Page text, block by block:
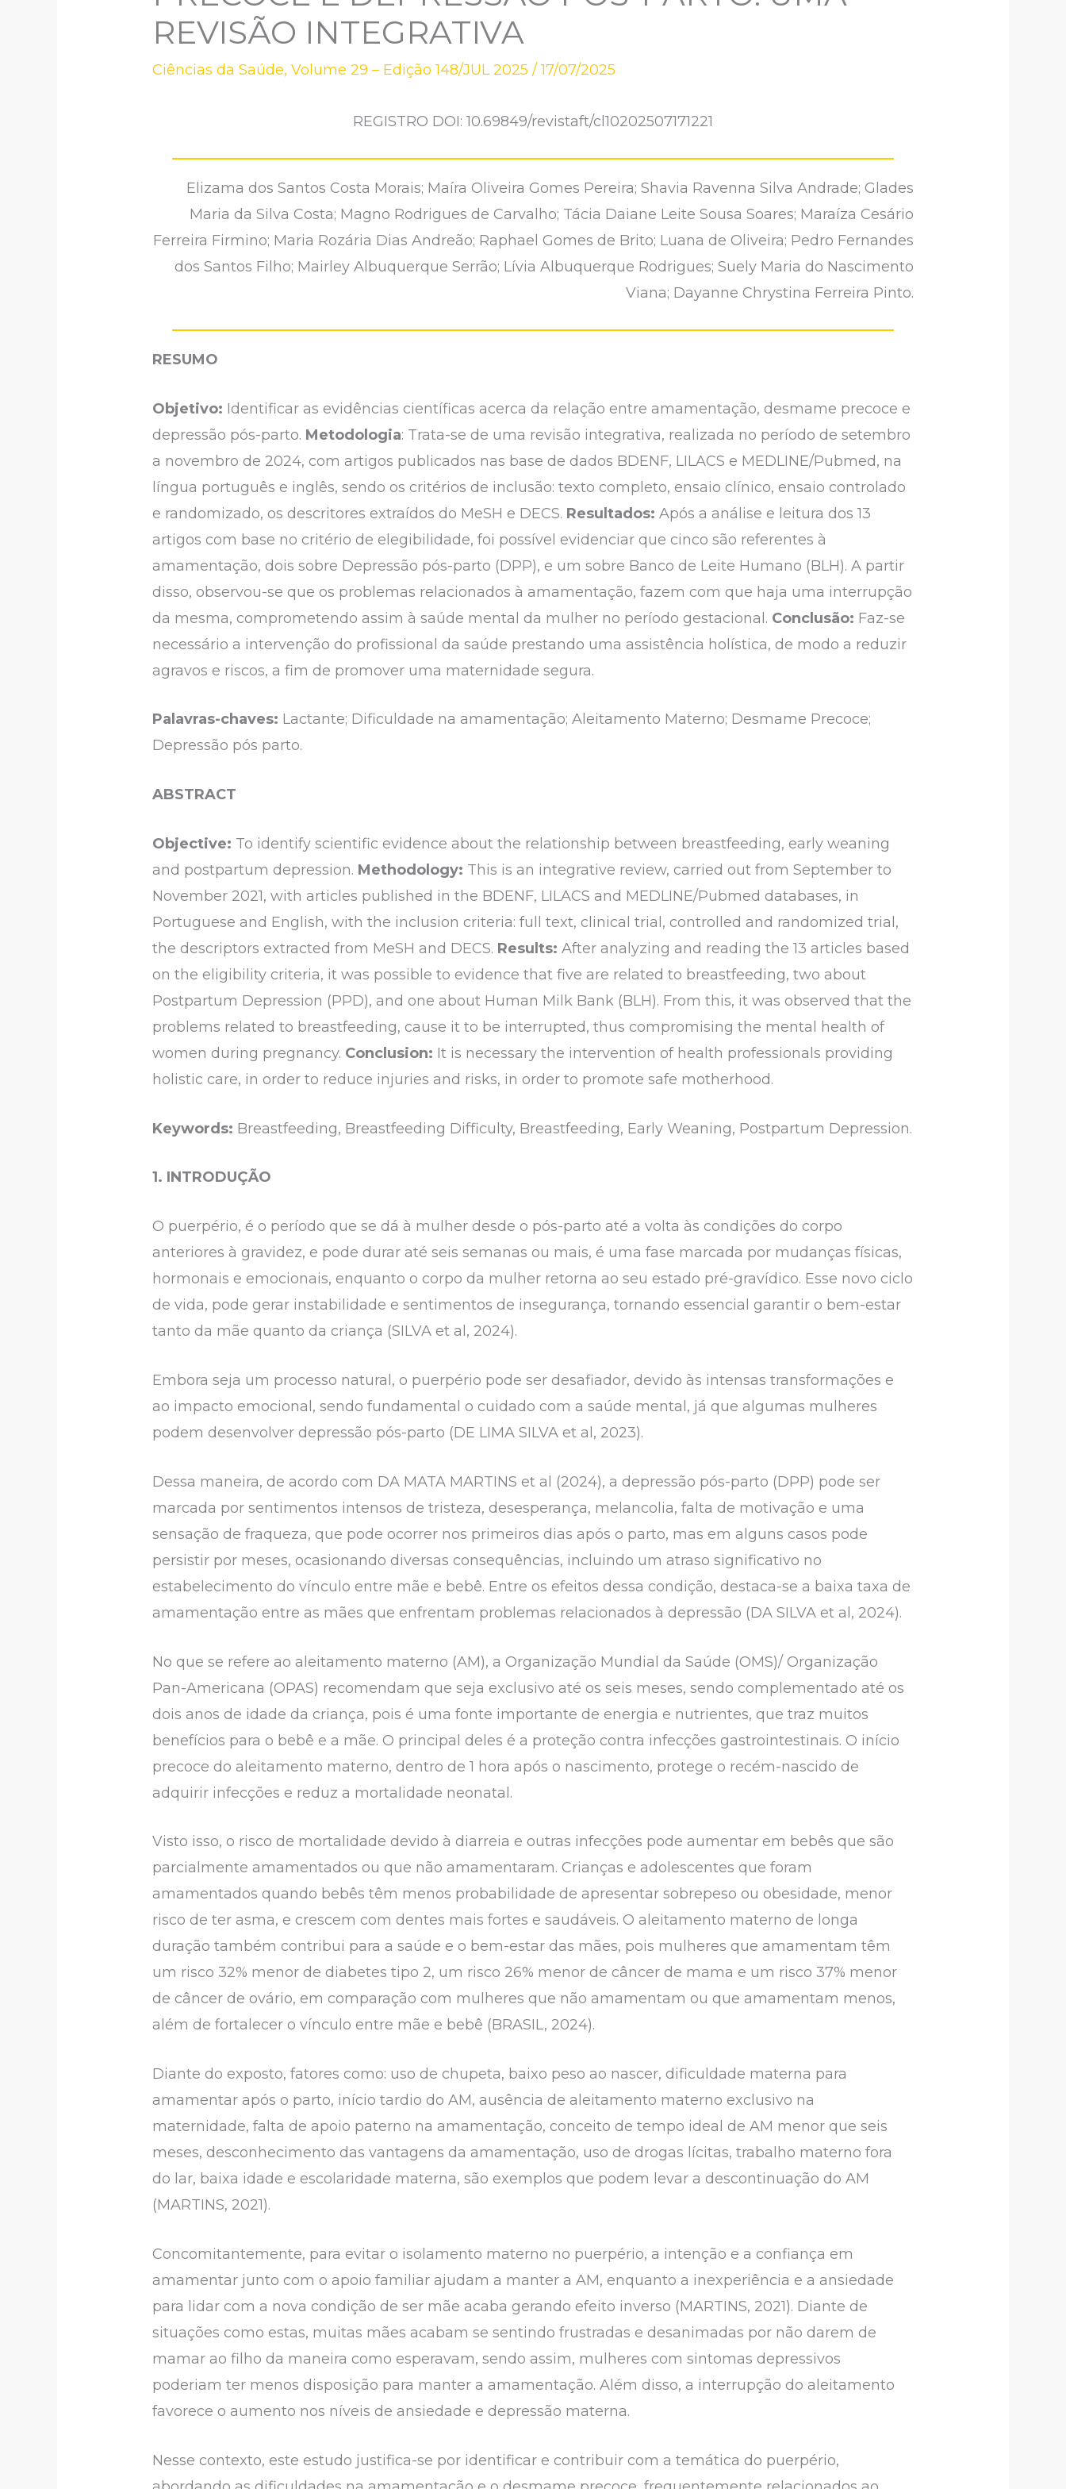
REVISÃO INTEGRATIVA
Ciências da Saúde,Volume 29 – Edição 148/JUL 2025 /17/07/2025
REGISTRO DOI: 10.69849/revistaft/cl10202507171221
Elizama dos Santos Costa Morais; Maíra Oliveira Gomes Pereira; Shavia Ravenna Silva Andrade; Glades
Maria da Silva Costa; Magno Rodrigues de Carvalho; Tácia Daiane Leite Sousa Soares; Maraíza Cesário
Ferreira Firmino; Maria Rozária Dias Andreão; Raphael Gomes de Brito; Luana de Oliveira; Pedro Fernandes
dos Santos Filho; Mairley Albuquerque Serrão; Lívia Albuquerque Rodrigues; Suely Maria do Nascimento
Viana; Dayanne Chrystina Ferreira Pinto.
RESUMO
Objetivo: Identificar as evidências científicas acerca da relação entre amamentação, desmame precoce e
depressão pós-parto. Metodologia: Trata-se de uma revisão integrativa, realizada no período de setembro
a novembro de 2024, com artigos publicados nas base de dados BDENF, LILACS e MEDLINE/Pubmed, na
língua português e inglês, sendo os critérios de inclusão: texto completo, ensaio clínico, ensaio controlado
e randomizado, os descritores extraídos do MeSH e DECS. Resultados:Após a análise e leitura dos 13
artigos com base no critério de elegibilidade, foi possível evidenciar que cinco são referentes à
amamentação, dois sobre Depressão pós-parto (DPP), e um sobre Banco de Leite Humano (BLH). A partir
disso, observou-se que os problemas relacionados à amamentação, fazem com que haja uma interrupção
da mesma, comprometendo assim à saúde mental da mulher no período gestacional. Conclusão: Faz-se
necessário a intervenção do profissional da saúde prestando uma assistência holística, de modo a reduzir
agravos e riscos, a fim de promover uma maternidade segura.
Palavras-chaves: Lactante; Dificuldade na amamentação; Aleitamento Materno; Desmame Precoce;
Depressão pós parto.
ABSTRACT
Objective: To identify scientific evidence about the relationship between breastfeeding, early weaning
and postpartum depression. Methodology: This is an integrative review, carried out from September to
November 2021, with articles published in the BDENF, LILACS and MEDLINE/Pubmed databases, in
Portuguese and English, with the inclusion criteria: full text, clinical trial, controlled and randomized trial,
the descriptors extracted from MeSH and DECS. Results:After analyzing and reading the 13 articles based
on the eligibility criteria, it was possible to evidence that five are related to breastfeeding, two about
Postpartum Depression (PPD), and one about Human Milk Bank (BLH). From this, it was observed that the
problems related to breastfeeding, cause it to be interrupted, thus compromising the mental health of
women during pregnancy. Conclusion: It is necessary the intervention of health professionals providing
holistic care, in order to reduce injuries and risks, in order to promote safe motherhood.
Keywords: Breastfeeding, Breastfeeding Difficulty, Breastfeeding, Early Weaning, Postpartum Depression.
1. INTRODUÇÃO
O puerpério, é o período que se dá à mulher desde o pós-parto até a volta às condições do corpo
anteriores à gravidez, e pode durar até seis semanas ou mais, é uma fase marcada por mudanças físicas,
hormonais e emocionais, enquanto o corpo da mulher retorna ao seu estado pré-gravídico. Esse novo ciclo
de vida, pode gerar instabilidade e sentimentos de insegurança, tornando essencial garantir o bem-estar
tanto da mãe quanto da criança (SILVA et al, 2024).
Embora seja um processo natural, o puerpério pode ser desafiador, devido às intensas transformações e
ao impacto emocional, sendo fundamental o cuidado com a saúde mental, já que algumas mulheres
podem desenvolver depressão pós-parto (DE LIMA SILVA et al, 2023).
Dessa maneira, de acordo com DA MATA MARTINS et al (2024), a depressão pós-parto (DPP) pode ser
marcada por sentimentos intensos de tristeza, desesperança, melancolia, falta de motivação e uma
sensação de fraqueza, que pode ocorrer nos primeiros dias após o parto, mas em alguns casos pode
persistir por meses, ocasionando diversas consequências, incluindo um atraso significativo no
estabelecimento do vínculo entre mãe e bebê. Entre os efeitos dessa condição, destaca-se a baixa taxa de
amamentação entre as mães que enfrentam problemas relacionados à depressão (DA SILVA et al, 2024).
No que se refere ao aleitamento materno (AM), a Organização Mundial da Saúde (OMS)/ Organização
Pan-Americana (OPAS) recomendam que seja exclusivo até os seis meses, sendo complementado até os
dois anos de idade da criança, pois é uma fonte importante de energia e nutrientes, que traz muitos
benefícios para o bebê e a mãe. O principal deles é a proteção contra infecções gastrointestinais. O início
precoce do aleitamento materno, dentro de 1 hora após o nascimento, protege o recém-nascido de
adquirir infecções e reduz a mortalidade neonatal.
Visto isso, o risco de mortalidade devido à diarreia e outras infecções pode aumentar em bebês que são
parcialmente amamentados ou que não amamentaram. Crianças e adolescentes que foram
amamentados quando bebês têm menos probabilidade de apresentar sobrepeso ou obesidade, menor
risco de ter asma, e crescem com dentes mais fortes e saudáveis. O aleitamento materno de longa
duração também contribui para a saúde e o bem-estar das mães, pois mulheres que amamentam têm
um risco 32% menor de diabetes tipo 2, um risco 26% menor de câncer de mama e um risco 37% menor
de câncer de ovário, em comparação com mulheres que não amamentam ou que amamentam menos,
além de fortalecer o vínculo entre mãe e bebê (BRASIL, 2024).
Diante do exposto, fatores como: uso de chupeta, baixo peso ao nascer, dificuldade materna para
amamentar após o parto, início tardio do AM, ausência de aleitamento materno exclusivo na
maternidade, falta de apoio paterno na amamentação, conceito de tempo ideal de AM menor que seis
meses, desconhecimento das vantagens da amamentação, uso de drogas lícitas, trabalho materno fora
do lar, baixa idade e escolaridade materna, são exemplos que podem levar a descontinuação do AM
(MARTINS, 2021).
Concomitantemente, para evitar o isolamento materno no puerpério, a intenção e a confiança em
amamentar junto com o apoio familiar ajudam a manter a AM, enquanto a inexperiência e a ansiedade
para lidar com a nova condição de ser mãe acaba gerando efeito inverso (MARTINS, 2021). Diante de
situações como estas, muitas mães acabam se sentindo frustradas e desanimadas por não darem de
mamar ao filho da maneira como esperavam, sendo assim, mulheres com sintomas depressivos
poderiam ter menos disposição para manter a amamentação. Além disso, a interrupção do aleitamento
favorece o aumento nos níveis de ansiedade e depressão materna.
Nesse contexto, este estudo justifica-se por identificar e contribuir com a temática do puerpério,